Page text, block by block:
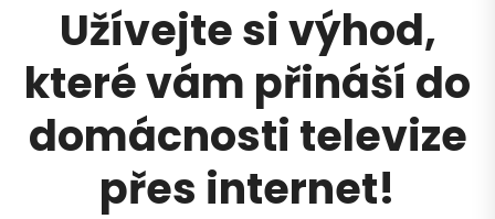
Užívejte si výhod,
které vám přináší do
domácnosti televize
přes internet!